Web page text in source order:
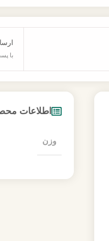
با
اطلاعات
وزن